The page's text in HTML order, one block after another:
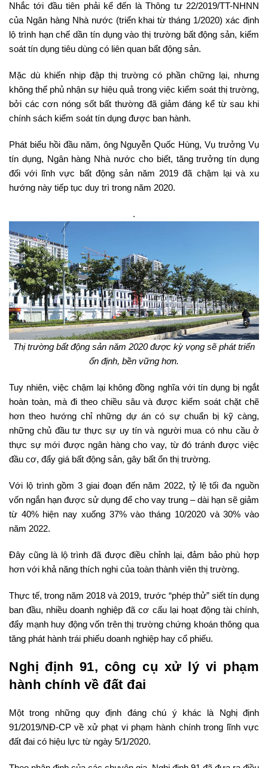
Nhắc tới đầu tiên phải kể đến là Thông tư 22/2019/TT-NHNN
của Ngân hàng Nhà nước (triển khai từ tháng 1/2020) xác định
lộ trình hạn chế dần tín dụng vào thị trường bất động sản, kiểm
soát tín dụng tiêu dùng có liên quan bất động sản.
Mặc dù khiến nhịp đập thị trường có phần chững lại, nhưng
không thể phủ nhận sự hiệu quả trong việc kiểm soát thị trường,
bởi các cơn nóng sốt bất thường đã giảm đáng kể từ sau khi
chính sách kiểm soát tín dụng được ban hành.
Phát biểu hồi đầu năm, ông Nguyễn Quốc Hùng, Vụ trưởng Vụ
tín dụng, Ngân hàng Nhà nước cho biết, tăng trưởng tín dụng
đối với lĩnh vực bất động sản năm 2019 đã chậm lại và xu
hướng này tiếp tục duy trì trong năm 2020.
.
Thị trường bất động sản năm 2020 được kỳ vọng sẽ phát triển
ổn định, bền vững hơn.
Tuy nhiên, việc chậm lại không đồng nghĩa với tín dụng bị ngắt
hoàn toàn, mà đi theo chiều sâu và được kiểm soát chặt chẽ
hơn theo hướng chỉ những dự án có sự chuẩn bị kỹ càng,
những chủ đầu tư thực sự uy tín và người mua có nhu cầu ở
thực sự mới được ngân hàng cho vay, từ đó tránh được việc
đầu cơ, đẩy giá bất động sản, gây bất ổn thị trường.
Với lộ trình gồm 3 giai đoạn đến năm 2022, tỷ lệ tối đa nguồn
vốn ngắn hạn được sử dụng để cho vay trung – dài hạn sẽ giảm
từ 40% hiện nay xuống 37% vào tháng 10/2020 và 30% vào
năm 2022.
Đây cũng là lộ trình đã được điều chỉnh lại, đảm bảo phù hợp
hơn với khả năng thích nghi của toàn thành viên thị trường.
Thực tế, trong năm 2018 và 2019, trước “phép thử” siết tín dụng
ban đầu, nhiều doanh nghiệp đã cơ cấu lại hoạt động tài chính,
đẩy mạnh huy động vốn trên thị trường chứng khoán thông qua
tăng phát hành trái phiếu doanh nghiệp hay cổ phiếu.
Nghị định 91, công cụ xử lý vi phạm
hành chính về đất đai
Một trong những quy định đáng chú ý khác là Nghị định
91/2019/NĐ-CP về xử phạt vi phạm hành chính trong lĩnh vực
đất đai có hiệu lực từ ngày 5/1/2020.